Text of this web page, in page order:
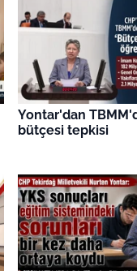
Yontar'dan
bütçesi tepkisi